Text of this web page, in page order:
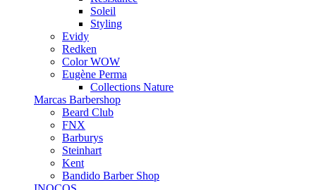
Soleil
Styling
Evidy
Redken
Color WOW
Eugène Perma
Collections Nature
Marcas Barbershop
Beard Club
FNX
Barburys
Steinhart
Kent
Bandido Barber Shop